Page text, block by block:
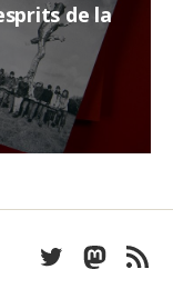
de la
Twitter